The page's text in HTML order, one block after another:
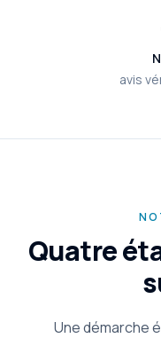
avis
Quatre
Une démarche